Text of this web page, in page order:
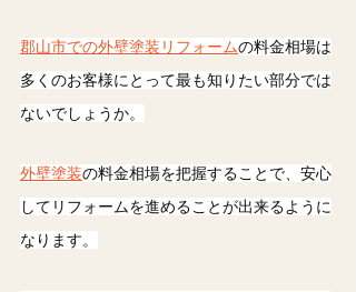
郡山市での外壁塗装リフォームの料金相場は
多くのお客様にとって最も知りたい部分では
ないでしょうか。
外壁塗装の料金相場を把握することで、安心
してリフォームを進めることが出来るように
なります。